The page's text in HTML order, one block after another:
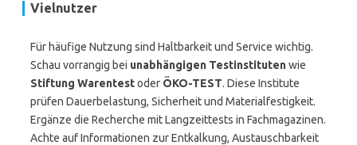
Vielnutzer
Für häufige Nutzung sind Haltbarkeit und Service wichtig.
Schau vorrangig bei unabhängigen Testinstitutenwie
Stiftung Warentestoder ÖKO-TEST. Diese Institute
prüfen Dauerbelastung, Sicherheit und Materialfestigkeit.
Ergänze die Recherche mit Langzeittests in Fachmagazinen.
Achte auf Informationen zur Entkalkung, Austauschbarkeit